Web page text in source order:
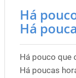
Há
Há
Há pouco que
Há poucas